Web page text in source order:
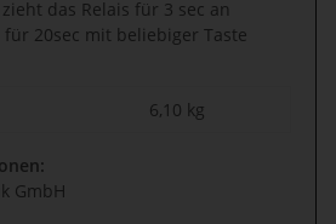
das Relais für 3 sec an
20sec mit beliebiger Taste
6,10 kg
GmbH